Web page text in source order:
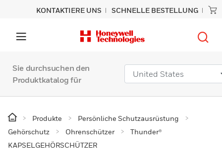
KONTAKTIERE UNS SCHNELLE BESTELLUNG
Sie durchsuchen den
Produktkatalog für
Produkte
Persönliche Schutzausrüstung
Gehörschutz
Ohrenschützer
Thunder®
KAPSELGEHÖRSCHÜTZER